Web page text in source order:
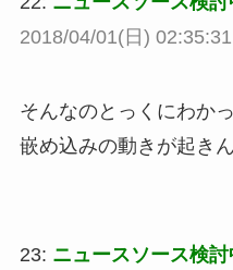
2018/04/01(日)
そんなのとっくにわか
嵌め込みの動きが起き
23: ニュースソース検